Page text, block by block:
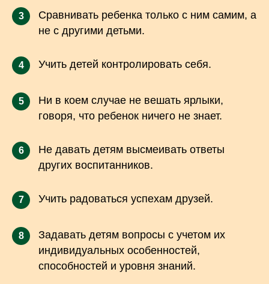
3
Сравнивать ребенка только с ним самим, а
не с другими детьми.
4 Учить детей контролировать себя.
5
Ни в коем случае не вешать ярлыки,
говоря, что ребенок ничего не знает.
6
Не давать детям высмеивать ответы
других воспитанников.
7 Учить радоваться успехам друзей.
8
Задавать детям вопросы с учетом их
индивидуальных особенностей,
способностей и уровня знаний.